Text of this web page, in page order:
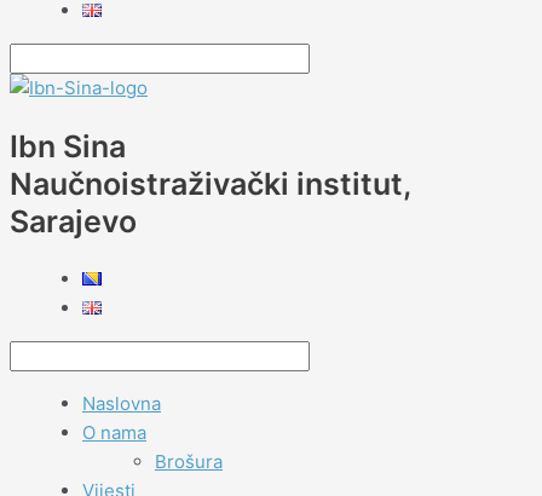
Ibn Sina
Naučnoistraživački institut,
Sarajevo
Naslovna
O nama
Brošura
Vijesti